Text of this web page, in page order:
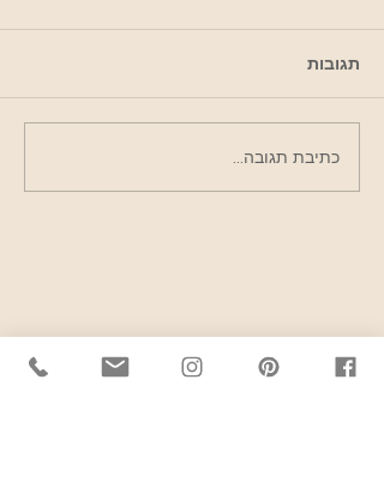
לחגוג את יום האישה
תגובות
כתיבת תגובה...